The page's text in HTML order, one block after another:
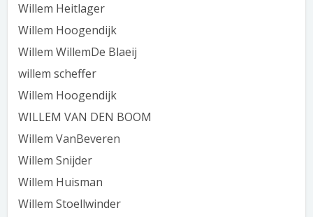
Willem Heitlager
Willem Hoogendijk
Willem WillemDe Blaeij
willem scheffer
Willem Hoogendijk
WILLEM VAN DEN BOOM
Willem VanBeveren
Willem Snijder
Willem Huisman
Willem Stoellwinder